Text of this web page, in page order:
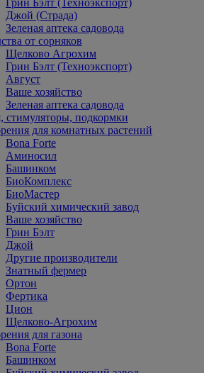
Грин Бэлт (Техноэкспорт)
Джой (Страда)
Зеленая аптека садовода
от сорняков
Щелково Агрохим
Грин Бэлт (Техноэкспорт)
Август
Ваше хозяйство
Зеленая аптека садовода
стимуляторы, подкормки
для комнатных растений
Bona Forte
Аминосил
Башинком
БиоКомплекс
БиоМастер
Буйский химический завод
Ваше хозяйство
Грин Бэлт
Джой
Другие производители
Знатный фермер
Ортон
Фертика
Цион
Щелково-Агрохим
для газона
Bona Forte
Башинком